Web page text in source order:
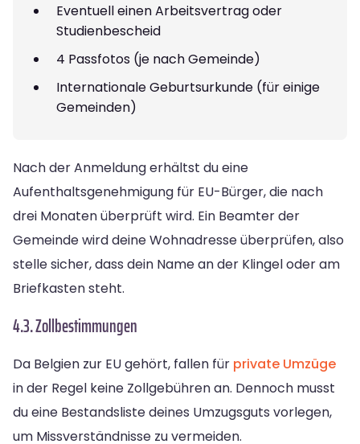
Eventuell einen Arbeitsvertrag oder
Studienbescheid
4 Passfotos (je nach Gemeinde)
Internationale Geburtsurkunde (für einige
Gemeinden)
Nach der Anmeldung erhältst du eine
Aufenthaltsgenehmigung für EU-Bürger, die nach
drei Monaten überprüft wird. Ein Beamter der
Gemeinde wird deine Wohnadresse überprüfen, also
stelle sicher, dass dein Name an der Klingel oder am
Briefkasten steht.
4.3. Zollbestimmungen
Da Belgien zur EU gehört, fallen für private Umzüge
in der Regel keine Zollgebühren an. Dennoch musst
du eine Bestandsliste deines Umzugsguts vorlegen,
um Missverständnisse zu vermeiden.